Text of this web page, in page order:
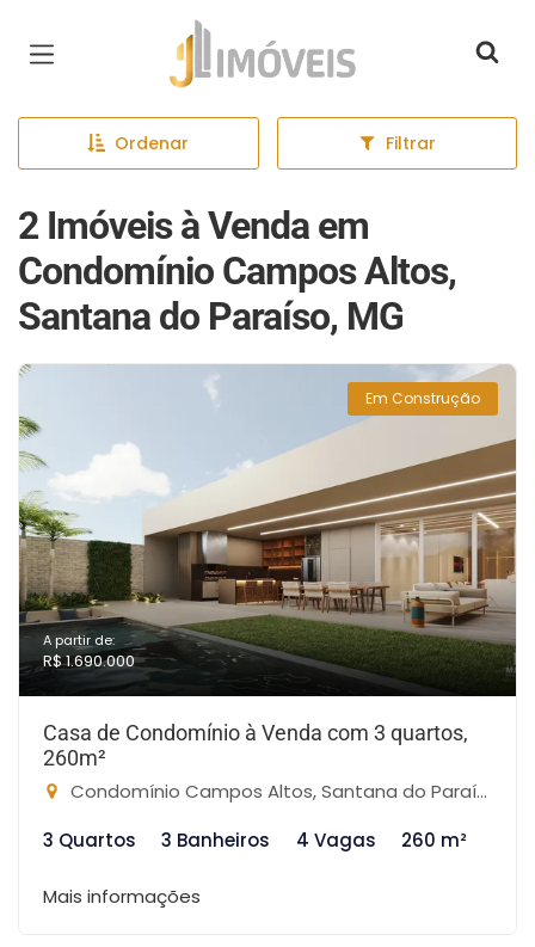
Página inicial
Ordenar Filtrar
2 Imóveis à Venda em
Condomínio Campos Altos,
Santana do Paraíso, MG
Em Construção
A partir de:
R$ 1.690.000
Casa de Condomínio à Venda com 3 quartos,
260m²
Condomínio Campos Altos, Santana do Paraíso-MG
3 Quartos
3 Banheiros 4 Vagas 260 m²
Mais informações